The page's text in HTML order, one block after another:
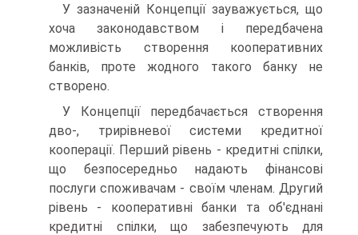
У зазначеній Концепції зауважується, що
хоча законо­давством і передбачена
можливість створення кооператив­них
банків, проте жодного такого банку не
створено.
У Концепції передбачається створення
дво-, трирівневої системи кредитної
кооперації. Перший рівень - кредитні спі­лки,
що безпосередньо надають фінансові
послуги спожива­чам - своїм членам. Другий
рівень - кооперативні банки та об'єднані
кредитні спілки, що забезпечують для